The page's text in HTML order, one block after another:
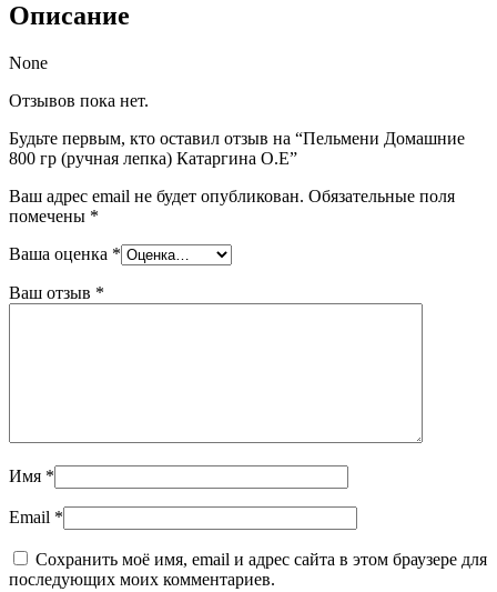
О.Е
Описание
None
Отзывов пока нет.
Будьте первым, кто оставил отзыв на “Пельмени Домашние
800 гр (ручная лепка) Катаргина О.Е”
Ваш адрес email не будет опубликован. Обязательные поля
помечены *
Ваша оценка *
Ваш отзыв *
Имя *
Email *
Сохранить моё имя, email и адрес сайта в этом браузере для
последующих моих комментариев.